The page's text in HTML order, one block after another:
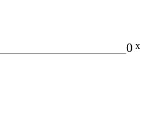
0 x